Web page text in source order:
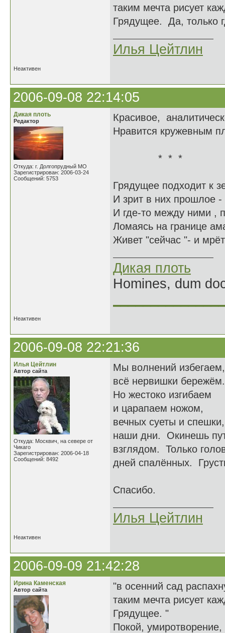
таким мечта рисует
Грядущее. Да, только
Илья Цейтлин
Неактивен
2006-09-08 22:14:05
Дикая плоть
Редактор
Откуда: г. Долгопрудный МО
Зарегистрирован: 2006-03-24
Сообщений: 5753
Красивое,
Нравится кружевным
* * *
Грядущее подходит к
И зрит в них прошлое -
И где-то между ними ,
Ломаясь на границе
Живет "сейчас "- и
Дикая плоть
Homines, dum
Неактивен
2006-09-08 22:21:36
Илья Цейтлин
Автор сайта
Откуда: Москвич, на севере от
Чикаго
Зарегистрирован: 2006-04-18
Сообщений: 8492
Мы волнений избегаем,
всё нервишки бережём.
Но жестоко изгибаем
и царапаем ножом,
вечных суеты и спешки,
наши дни. Окинешь
взглядом. Только
дней спалённых.
Спасибо.
Илья Цейтлин
Неактивен
2006-09-09 21:42:28
Ирина Каменская
Автор сайта
"в осенний сад
таким мечта рисует
Грядущее. "
Покой,